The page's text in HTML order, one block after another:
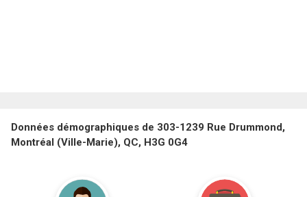
Données démographiques de 303-1239 Rue Drummond,
Montréal (Ville-Marie), QC, H3G 0G4